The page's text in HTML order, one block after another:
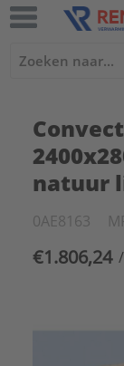
natuur
0AE8163
€1.806,24